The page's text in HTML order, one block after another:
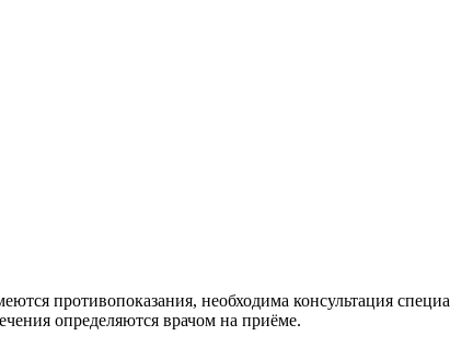
противопоказания, необходима консультация
определяются врачом на приёме.